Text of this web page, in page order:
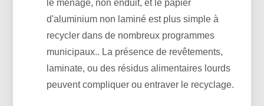
le ménage, non enduit, et le papier
d'aluminium non laminé est plus simple à
recycler dans de nombreux programmes
municipaux.. La présence de revêtements,
laminate, ou des résidus alimentaires lourds
peuvent compliquer ou entraver le recyclage.